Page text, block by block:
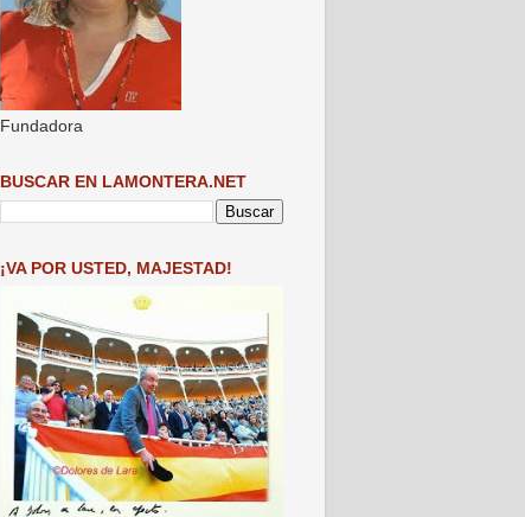
Fundadora
BUSCAR EN LAMONTERA.NET
¡VA POR USTED, MAJESTAD!